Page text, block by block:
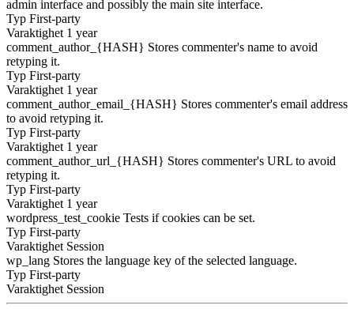
admin interface and possibly the main site interface.
Typ First-party
Varaktighet 1 year
comment_author_{HASH} Stores commenter's name to avoid
retyping it.
Typ First-party
Varaktighet 1 year
comment_author_email_{HASH} Stores commenter's email address
to avoid retyping it.
Typ First-party
Varaktighet 1 year
comment_author_url_{HASH} Stores commenter's URL to avoid
retyping it.
Typ First-party
Varaktighet 1 year
wordpress_test_cookie Tests if cookies can be set.
Typ First-party
Varaktighet Session
wp_lang Stores the language key of the selected language.
Typ First-party
Varaktighet Session